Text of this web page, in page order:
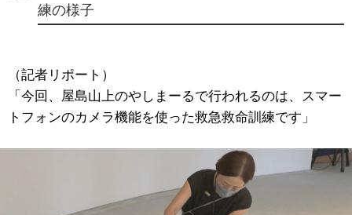
練の様子
（記者リポート）
「今回、屋島山上のやしまーるで行われるのは、スマー
トフォンのカメラ機能を使った救急救命訓練です」